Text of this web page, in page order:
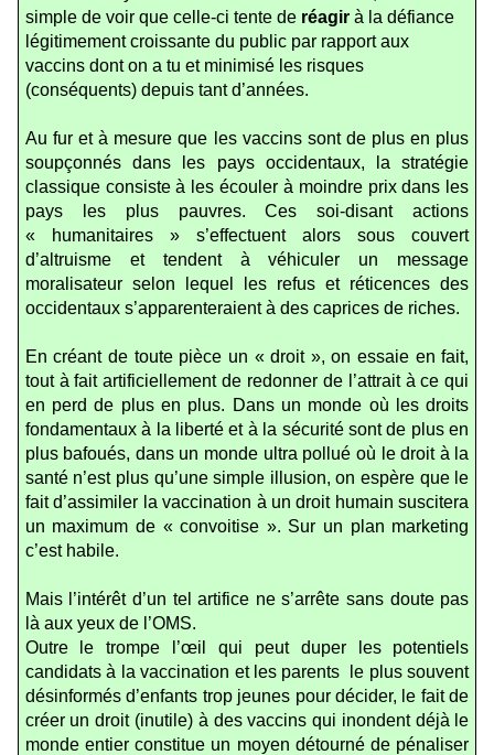
simple de voir que celle-ci tente de réagirà la défiance
légitimement croissante du public par rapport aux
vaccins dont on a tu et minimisé les risques
(conséquents) depuis tant d’années.
Au fur et à mesure que les vaccins sont de plus en plus
soupçonnés dans les pays occidentaux, la stratégie
classique consiste à les écouler à moindre prix dans les
pays les plus pauvres. Ces soi-disant actions
« humanitaires » s’effectuent alors sous couvert
d’altruisme et tendent à véhiculer un message
moralisateur selon lequel les refus et réticences des
occidentaux s’apparenteraient à des caprices de riches.
En créant de toute pièce un « droit », on essaie en fait,
tout à fait artificiellement de redonner de l’attrait à ce qui
en perd de plus en plus. Dans un monde où les droits
fondamentaux à la liberté et à la sécurité sont de plus en
plus bafoués, dans un monde ultra pollué où le droit à la
santé n’est plus qu’une simple illusion, on espère que le
fait d’assimiler la vaccination à un droit humain suscitera
un maximum de « convoitise ». Sur un plan marketing
c’est habile.
Mais l’intérêt d’un tel artifice ne s’arrête sans doute pas
là aux yeux de l’OMS.
Outre le trompe l’œil qui peut duper les potentiels
candidats à la vaccination et les parents
le plus souvent
désinformés d’enfants trop jeunes pour décider, le fait de
créer un droit (inutile) à des vaccins qui inondent déjà le
monde entier constitue un moyen détourné de pénaliser